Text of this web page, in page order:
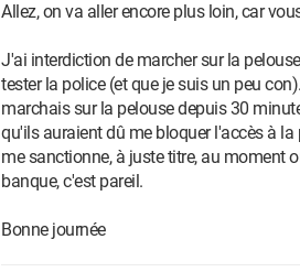
Allez, on va aller encore plus loin, car
J'ai interdiction de marcher sur la
tester la police (et que je suis un peu
marchais sur la pelouse depuis 30
qu'ils auraient dû me bloquer l'accès à
me sanctionne, à juste titre, au moment
banque, c'est pareil.
Bonne journée